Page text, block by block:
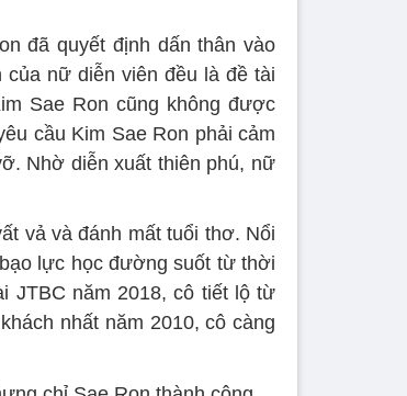
đã quyết định dấn thân vào
nữ diễn viên đều là đề tài
Sae Ron cũng không được
cầu Kim Sae Ron phải cảm
Nhờ diễn xuất thiên phú, nữ
vả và đánh mất tuổi thơ. Nổi
lực học đường suốt từ thời
JTBC năm 2018, cô tiết lộ từ
nhất năm 2010, cô càng